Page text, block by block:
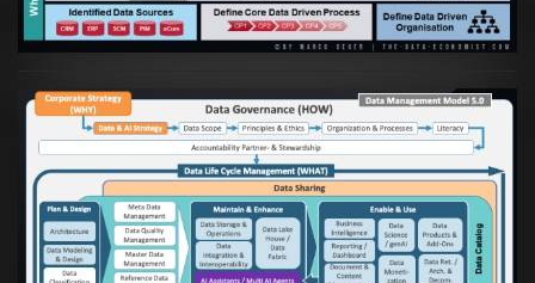
Artikel:Die moderne Architektur für
Daten- und KI-orientierte Unternehmen